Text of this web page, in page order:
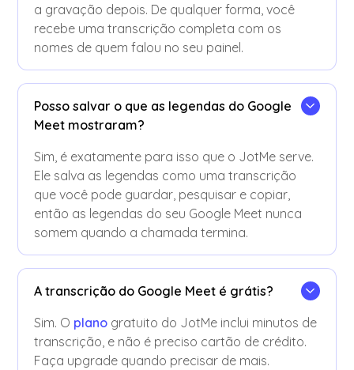
a gravação depois. De qualquer forma, você
recebe uma transcrição completa com os
nomes de quem falou no seu painel.
Posso salvar o que as legendas do Google
Meet mostraram?
Sim, é exatamente para isso que o JotMe serve.
Ele salva as legendas como uma transcrição
que você pode guardar, pesquisar e copiar,
então as legendas do seu Google Meet nunca
somem quando a chamada termina.
A transcrição do Google Meet é grátis?
Sim. O plano gratuito do JotMe inclui minutos de
transcrição, e não é preciso cartão de crédito.
Faça upgrade quando precisar de mais.